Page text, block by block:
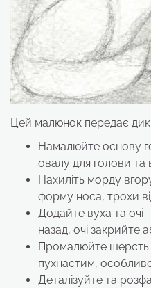
Цей малюнок передає
Намалюйте основу
овалу для голови та
Нахиліть морду
форму носа, трохи
Додайте вуха та очі
назад, очі закрийте
Промалюйте шерсть
пухнастим,
Деталізуйте та